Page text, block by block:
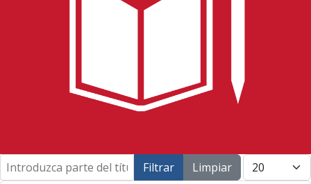
Introduzca parte del título Filtrar Limpiar Cantidad a